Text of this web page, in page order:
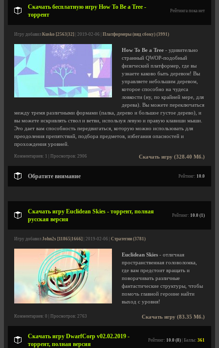
Скачать бесплатную игру How To Be a Tree -
торрент
Рейтинга пока нет
Игру добавил Kusko [2563|32] | 2019-02-06 | Платформеры (вид сбоку) (3991)
How To Be a Tree - удивительно
странный QWOP-подобный
физический платформер, где вы
узнаете каково быть деревом! Вы
управляете небольшим деревом,
которое способно на чудеса
ловкости (ну, по крайней мере, для
дерева). Вы можете переключаться
между тремя различными формами (палка, дерево и большое густое дерево), и
вы можете искривлять ствол и ветви, используя левую и правую клавиши мыши.
Это дает вам способность передвигаться, которую можно использовать для
преодоления препятствий, подбора предметов, избегания опасностей и
прохождения уровней.
Скачать игру (328.40 Мб.)
Комментариев: 1 | Просмотров: 2906
Обратите внимание Рейтинг: 10.0
Скачать игру Euclidean Skies - торрент, полная
русская версия
Рейтинг: 10.0 (1)
Игру добавил John2s [11865|1666] | 2019-02-06 | Стратегии (3781)
Euclidean Skies - отличная
пространственная головоломка,
где вам предстоит вращать и
поворачивать различные
фантастические структуры, чтобы
помочь главной героине найти
выход с уровня!
Скачать игру (83.35 Мб.)
Комментариев: 0 | Просмотров: 2763
Скачать игру DwarfCorp v02.02.2019 -
торрент, полная версия
Рейтинг: 10.0 (8) | Баллы: 361